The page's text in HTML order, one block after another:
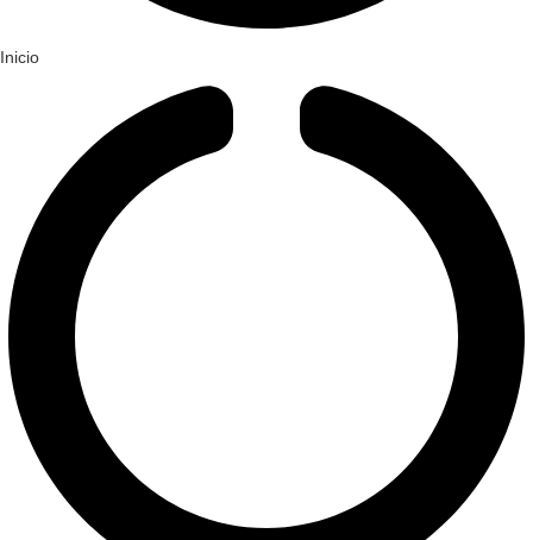
Inicio